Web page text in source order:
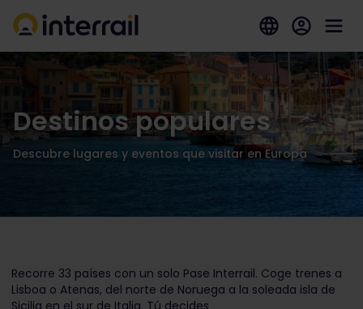
Destinos populares
Descubre lugares y eventos que visitar en Europa
Recorre 33 países con un solo Pase Interrail. Coge trenes a
Lisboa o Atenas, del norte de Noruega a la soleada isla de
Sicilia en el sur de Italia. Tú decides